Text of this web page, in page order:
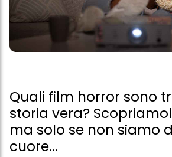
Quali film horror sono
storia vera?
ma solo se non siamo
cuore...